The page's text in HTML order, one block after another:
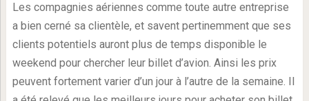
Les compagnies aériennes comme toute autre entreprise
a bien cerné sa clientèle, et savent pertinemment que ses
clients potentiels auront plus de temps disponible le
weekend pour chercher leur billet d’avion. Ainsi les prix
peuvent fortement varier d’un jour à l’autre de la semaine. Il